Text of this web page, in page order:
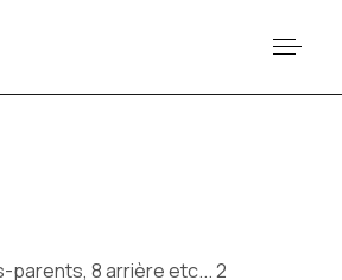
parents, 8 arrière etc... 2